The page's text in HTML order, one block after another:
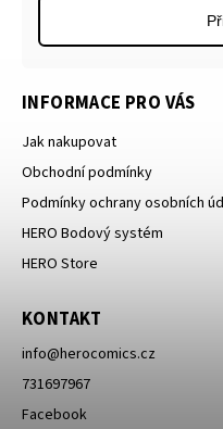
INFORMACE PRO VÁS
Jak nakupovat
Obchodní podmínky
Podmínky ochrany osobních
HERO Bodový systém
HERO Store
KONTAKT
info@herocomics.cz
731697967
Facebook